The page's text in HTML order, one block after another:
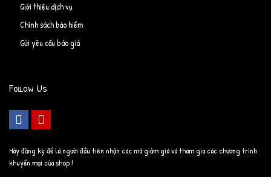
Giới thiệu dịch vụ
Chính sách bảo hiểm
Gửi yêu cầu báo giá
Follow Us
Hãy đăng ký để là người đầu tiên nhận các mã giảm giá và tham gia các chương trình
khuyến mại của shop !